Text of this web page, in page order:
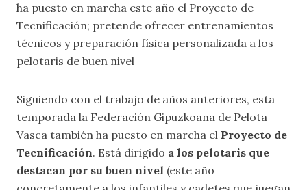
ha puesto en marcha este año el Proyecto de
Tecnificación; pretende ofrecer entrenamientos
técnicos y preparación física personalizada a los
pelotaris de buen nivel
Siguiendo con el trabajo de años anteriores, esta
temporada la Federación Gipuzkoana de Pelota
Vasca también ha puesto en marcha el Proyecto de
Tecnificación. Está dirigido a los pelotaris que
destacan por su buen nivel (este año